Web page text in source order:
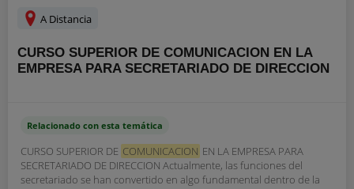
A Distancia
CURSO SUPERIOR DE COMUNICACION EN LA
EMPRESA PARA SECRETARIADO DE DIRECCION
Relacionado con esta temática
CURSO SUPERIOR DE COMUNICACION EN LA EMPRESA PARA
SECRETARIADO DE DIRECCION Actualmente, las funciones del
secretariado se han convertido en algo fundamental dentro de la